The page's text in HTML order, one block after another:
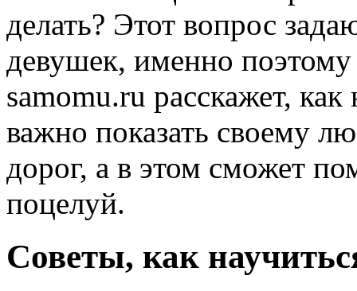
делать? Этот вопрос
девушек, именно
samomu.ru расскажет, как
важно показать своему
дорог, а в этом сможет
поцелуй.
Советы, как